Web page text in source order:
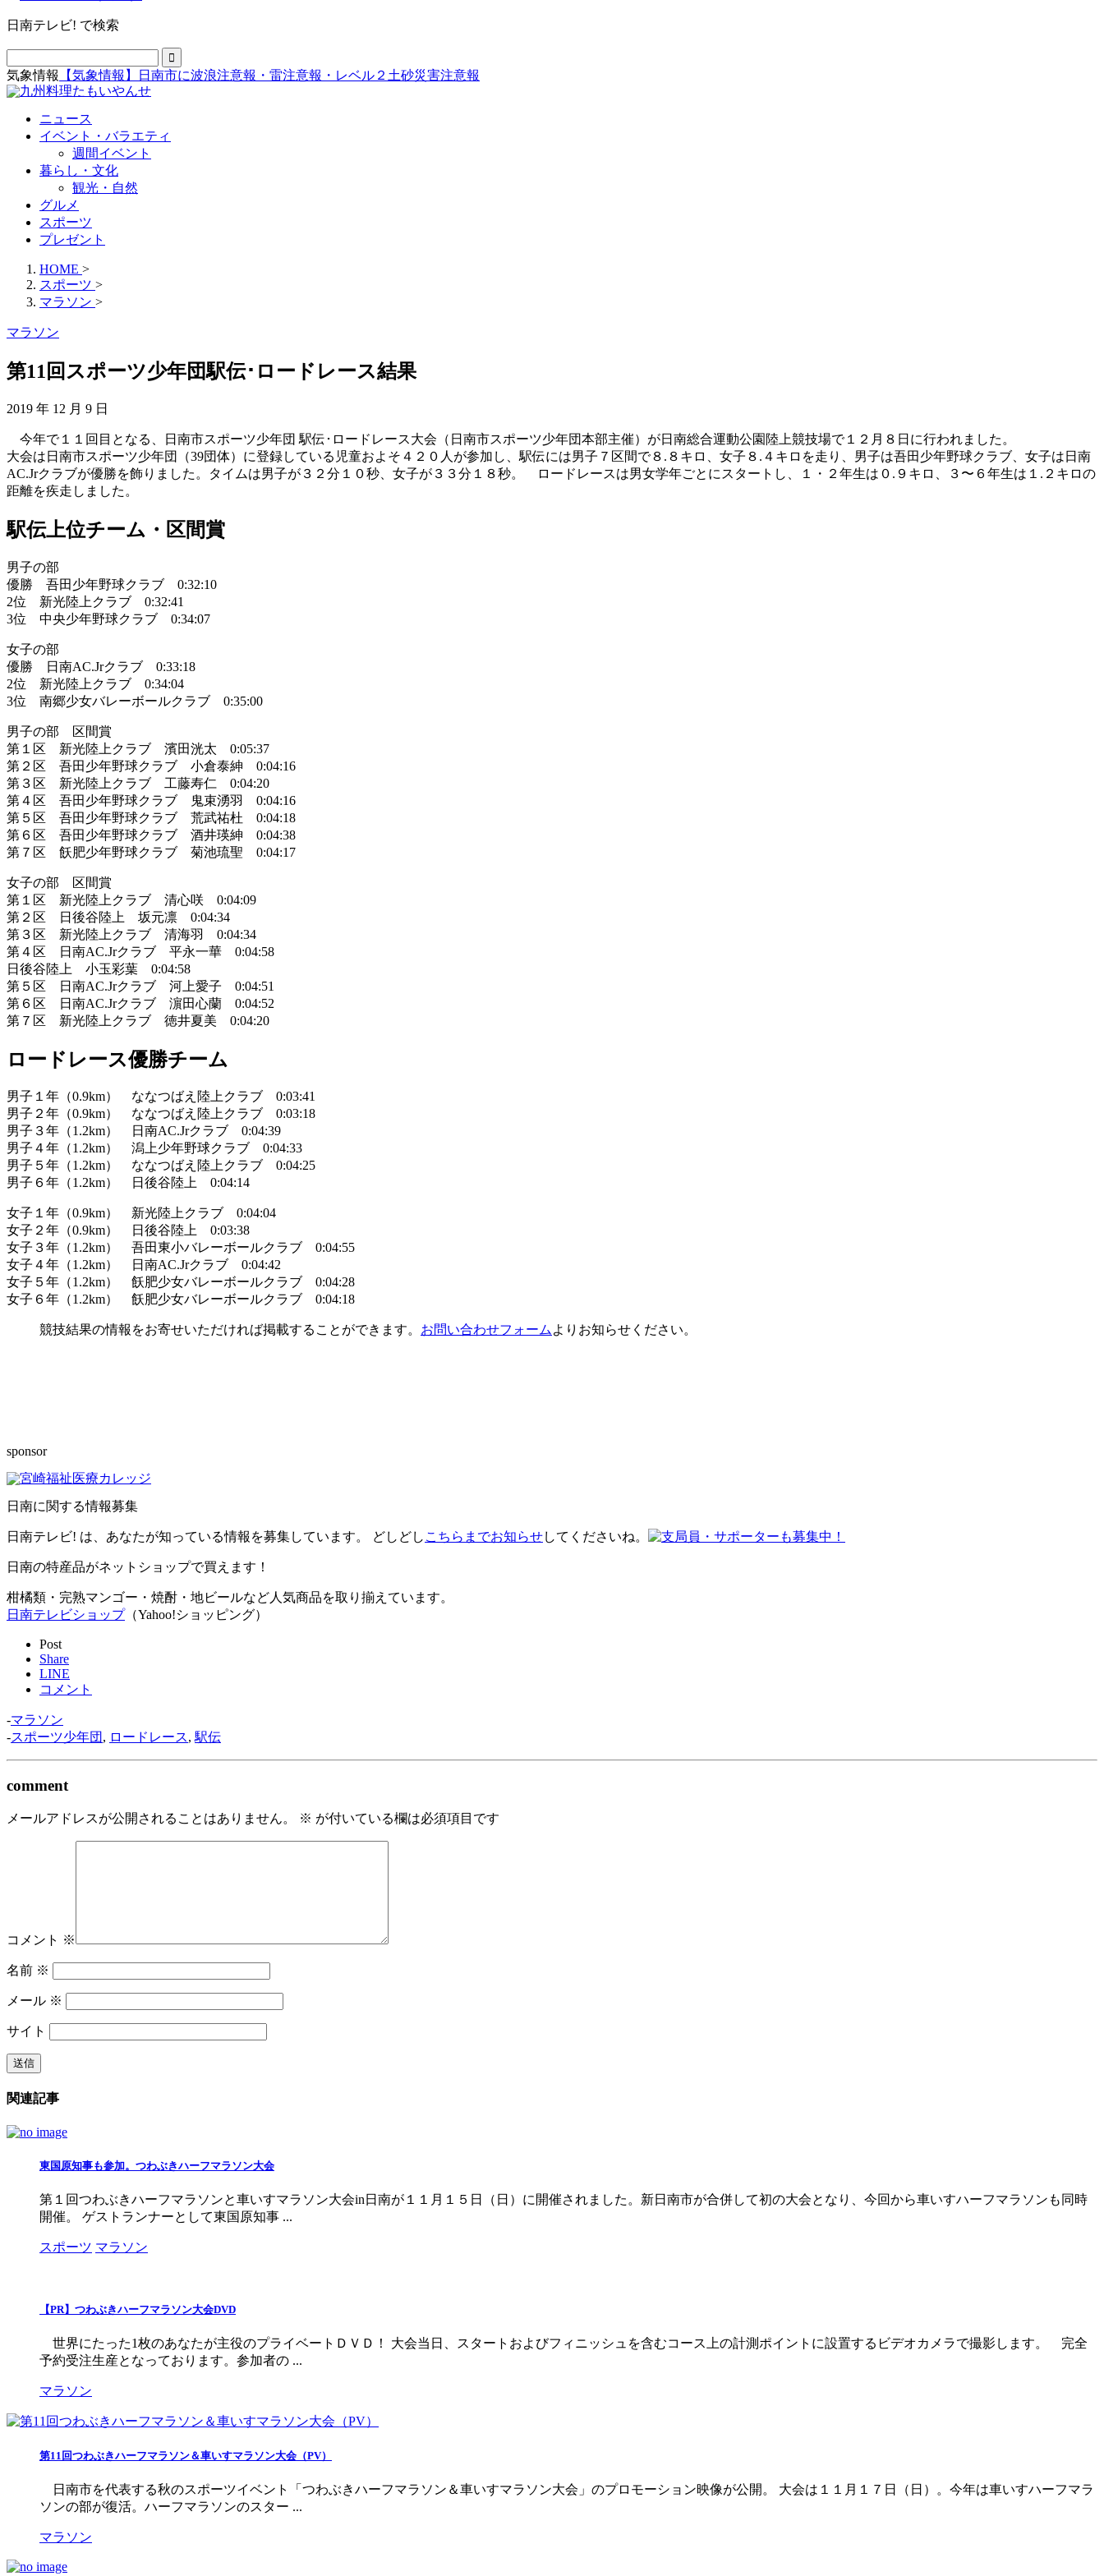
日南テレビ! で検索
気象情報 【気象情報】日南市に波浪注意報・雷注意報・レベル２土砂災害注意報
ニュース
イベント・バラエティ
週間イベント
暮らし・文化
観光・自然
グルメ
スポーツ
プレゼント
HOME >
スポーツ >
マラソン >
マラソン
第11回スポーツ少年団駅伝･ロードレース結果
2019 年 12 月 9 日
今年で１１回目となる、日南市スポーツ少年団 駅伝･ロードレース大会（日南市スポーツ少年団本部主催）が日南総合運動公園陸上競技場で１２月８日に行われました。
大会は日南市スポーツ少年団（39団体）に登録している児童およそ４２０人が参加し、駅伝には男子７区間で８.８キロ、女子８.４キロを走り、男子は吾田少年野球クラブ、女子は日南
AC.Jrクラブが優勝を飾りました。タイムは男子が３２分１０秒、女子が３３分１８秒。 ロードレースは男女学年ごとにスタートし、１・２年生は０.９キロ、３〜６年生は１.２キロの
距離を疾走しました。
駅伝上位チーム・区間賞
男子の部
優勝 吾田少年野球クラブ 0:32:10
2位 新光陸上クラブ 0:32:41
3位 中央少年野球クラブ 0:34:07
女子の部
優勝 日南AC.Jrクラブ 0:33:18
2位 新光陸上クラブ 0:34:04
3位 南郷少女バレーボールクラブ 0:35:00
男子の部 区間賞
第１区 新光陸上クラブ 濱田洸太 0:05:37
第２区 吾田少年野球クラブ 小倉泰紳 0:04:16
第３区 新光陸上クラブ 工藤寿仁 0:04:20
第４区 吾田少年野球クラブ 鬼束湧羽 0:04:16
第５区 吾田少年野球クラブ 荒武祐杜 0:04:18
第６区 吾田少年野球クラブ 酒井瑛紳 0:04:38
第７区 飫肥少年野球クラブ 菊池琉聖 0:04:17
女子の部 区間賞
第１区 新光陸上クラブ 清心咲 0:04:09
第２区 日後谷陸上 坂元凛 0:04:34
第３区 新光陸上クラブ 清海羽 0:04:34
第４区 日南AC.Jrクラブ 平永一華 0:04:58
日後谷陸上 小玉彩葉 0:04:58
第５区 日南AC.Jrクラブ 河上愛子 0:04:51
第６区 日南AC.Jrクラブ 濵田心蘭 0:04:52
第７区 新光陸上クラブ 徳井夏美 0:04:20
ロードレース優勝チーム
男子１年（0.9km） ななつばえ陸上クラブ 0:03:41
男子２年（0.9km） ななつばえ陸上クラブ 0:03:18
男子３年（1.2km） 日南AC.Jrクラブ 0:04:39
男子４年（1.2km） 潟上少年野球クラブ 0:04:33
男子５年（1.2km） ななつばえ陸上クラブ 0:04:25
男子６年（1.2km） 日後谷陸上 0:04:14
女子１年（0.9km） 新光陸上クラブ 0:04:04
女子２年（0.9km） 日後谷陸上 0:03:38
女子３年（1.2km） 吾田東小バレーボールクラブ 0:04:55
女子４年（1.2km） 日南AC.Jrクラブ 0:04:42
女子５年（1.2km） 飫肥少女バレーボールクラブ 0:04:28
女子６年（1.2km） 飫肥少女バレーボールクラブ 0:04:18
競技結果の情報をお寄せいただければ掲載することができます。 お問い合わせフォームよりお知らせください。
sponsor
日南に関する情報募集
日南テレビ! は、あなたが知っている情報を募集しています。 どしどし こちらまでお知らせしてくださいね。
日南の特産品がネットショップで買えます！
柑橘類・完熟マンゴー・焼酎・地ビールなど人気商品を取り揃えています。
日南テレビショップ（Yahoo!ショッピング）
Post
Share
LINE
コメント
-マラソン
-スポーツ少年団 , ロードレース,駅伝
comment
メールアドレスが公開されることはありません。 ※ が付いている欄は必須項目です
コメント ※
名前 ※
メール ※
サイト
関連記事
東国原知事も参加。つわぶきハーフマラソン大会
第１回つわぶきハーフマラソンと車いすマラソン大会in日南が１１月１５日（日）に開催されました。新日南市が合併して初の大会となり、今回から車いすハーフマラソンも同時
開催。 ゲストランナーとして東国原知事 ...
スポーツ マラソン
【PR】つわぶきハーフマラソン大会DVD
世界にたった1枚のあなたが主役のプライベートＤＶＤ！ 大会当日、スタートおよびフィニッシュを含むコース上の計測ポイントに設置するビデオカメラで撮影します。 完全
予約受注生産となっております。参加者の ...
マラソン
第11回つわぶきハーフマラソン＆車いすマラソン大会（PV）
日南市を代表する秋のスポーツイベント「つわぶきハーフマラソン＆車いすマラソン大会」のプロモーション映像が公開。 大会は１１月１７日（日）。今年は車いすハーフマラ
ソンの部が復活。ハーフマラソンのスター ...
マラソン